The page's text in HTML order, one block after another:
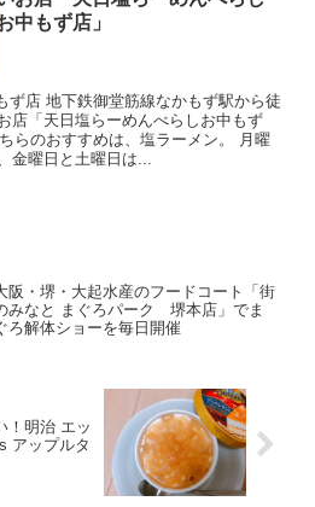
中もず店」
ず店 地下鉄御堂筋線なかもず駅から徒
店「天日塩らーめんべらしお中もず
らのおすすめは、塩ラーメン。 月曜
金曜日と土曜日は...
阪・堺・大起水産のフードコート「街
みなと まぐろパーク 堺本店」でま
ろ解体ショーを毎日開催
！明治 エッ
アップルタ